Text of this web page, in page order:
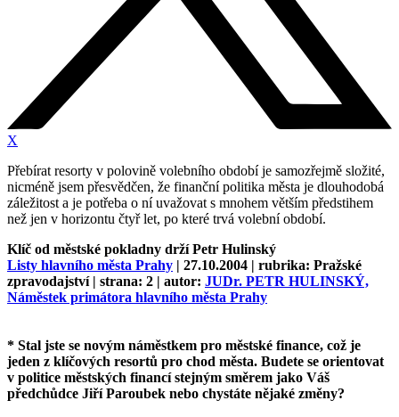
X
Přebírat resorty v polovině volebního období je samozřejmě složité,
nicméně jsem přesvědčen, že finanční politika města je dlouhodobá
záležitost a je potřeba o ní uvažovat s mnohem větším předstihem
než jen v horizontu čtyř let, po které trvá volební období.
Klíč od městské pokladny drží Petr Hulinský
Listy hlavního města Prahy | 27.10.2004 | rubrika: Pražské
zpravodajství | strana: 2 | autor: JUDr. PETR HULINSKÝ,
Náměstek primátora hlavního města Prahy
* Stal jste se novým náměstkem pro městské finance, což je
jeden z klíčových resortů pro chod města. Budete se orientovat
v politice městských financí stejným směrem jako Váš
předchůdce Jiří Paroubek nebo chystáte nějaké změny?